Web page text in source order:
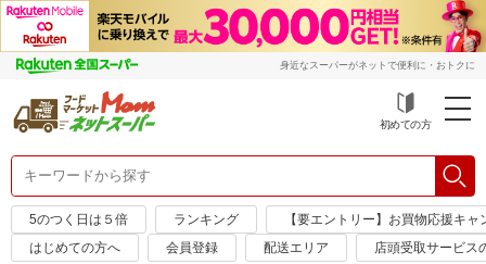
身近なスーパーがネットで便利に・おトクに
初めての方
5のつく日は５倍 ランキング
【要エントリー】お買物応援キャ
はじめての方へ
会員登録 配送エリア 店頭受取サービス